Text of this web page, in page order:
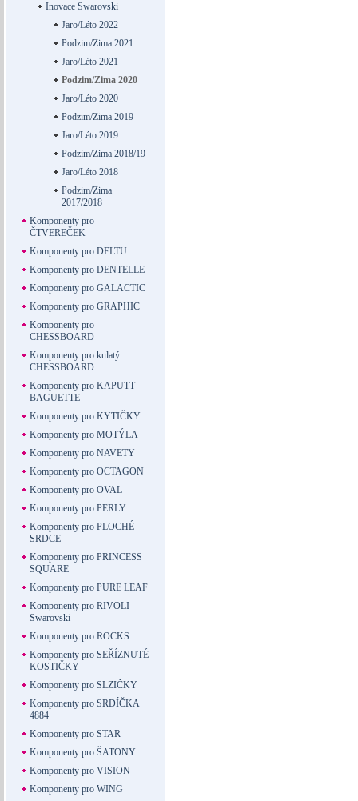
Inovace Swarovski
Jaro/Léto 2022
Podzim/Zima 2021
Jaro/Léto 2021
Podzim/Zima 2020
Jaro/Léto 2020
Podzim/Zima 2019
Jaro/Léto 2019
Podzim/Zima 2018/19
Jaro/Léto 2018
Podzim/Zima
2017/2018
Komponenty pro
ČTVEREČEK
Komponenty pro DELTU
Komponenty pro DENTELLE
Komponenty pro GALACTIC
Komponenty pro GRAPHIC
Komponenty pro
CHESSBOARD
Komponenty pro kulatý
CHESSBOARD
Komponenty pro KAPUTT
BAGUETTE
Komponenty pro KYTIČKY
Komponenty pro MOTÝLA
Komponenty pro NAVETY
Komponenty pro OCTAGON
Komponenty pro OVAL
Komponenty pro PERLY
Komponenty pro PLOCHÉ
SRDCE
Komponenty pro PRINCESS
SQUARE
Komponenty pro PURE LEAF
Komponenty pro RIVOLI
Swarovski
Komponenty pro ROCKS
Komponenty pro SEŘÍZNUTÉ
KOSTIČKY
Komponenty pro SLZIČKY
Komponenty pro SRDÍČKA
4884
Komponenty pro STAR
Komponenty pro ŠATONY
Komponenty pro VISION
Komponenty pro WING